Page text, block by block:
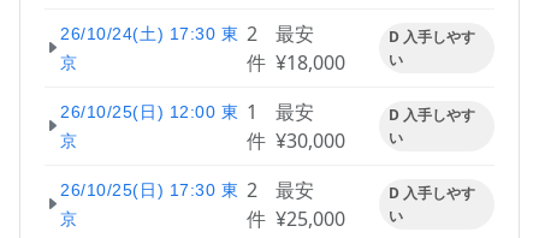
26/10/24(土) 17:30 東
京
2
件
最安
¥18,000
D 入手しやす
い
26/10/25(日) 12:00 東
京
1
件
最安
¥30,000
D 入手しやす
い
26/10/25(日) 17:30 東
京
2
件
最安
¥25,000
D 入手しやす
い